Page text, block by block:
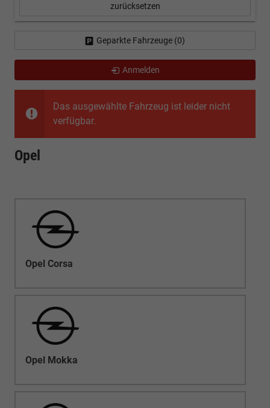
Das ausgewählte Fahrzeug ist leider nicht
verfügbar.
Opel
Opel Corsa
Opel Mokka
zurücksetzen
Geparkte Fahrzeuge (0)
Anmelden